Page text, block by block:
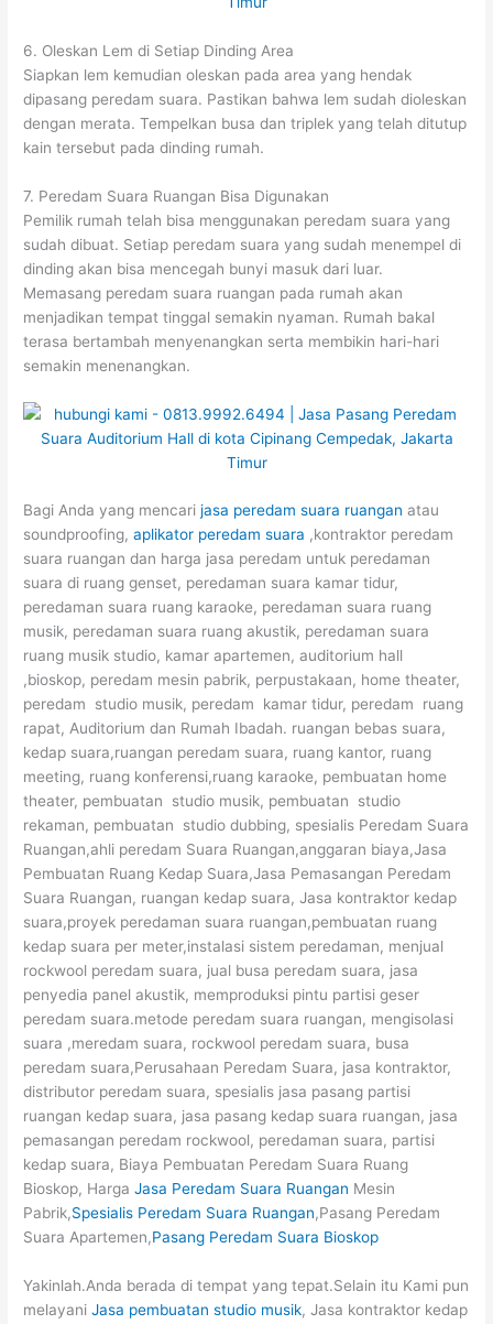
6. Oleskan Lem di Setiap Dinding Area
Siapkan lem kemudian oleskan pada area yang hendak
dipasang peredam suara. Pastikan bahwa lem sudah dioleskan
dengan merata. Tempelkan busa dan triplek yang telah ditutup
kain tersebut pada dinding rumah.
7. Peredam Suara Ruangan Bisa Digunakan
Pemilik rumah telah bisa menggunakan peredam suara yang
sudah dibuat. Setiap peredam suara yang sudah menempel di
dinding akan bisa mencegah bunyi masuk dari luar.
Memasang peredam suara ruangan pada rumah akan
menjadikan tempat tinggal semakin nyaman. Rumah bakal
terasa bertambah menyenangkan serta membikin hari-hari
semakin menenangkan.
Bagi Anda yang mencarijasa peredam suara ruangan atau
soundproofing,aplikator peredam suara ,kontraktor peredam
suara ruangan dan harga jasa peredam untuk peredaman
suara di ruang genset, peredaman suara kamar tidur,
peredaman suara ruang karaoke, peredaman suara ruang
musik, peredaman suara ruang akustik, peredaman suara
ruang musik studio, kamar apartemen, auditorium hall
,bioskop, peredam mesin pabrik, perpustakaan, home theater,
peredam studio musik, peredam kamar tidur, peredam ruang
rapat, Auditorium dan Rumah Ibadah. ruangan bebas suara,
kedap suara,ruangan peredam suara, ruang kantor, ruang
meeting, ruang konferensi,ruang karaoke, pembuatan home
theater, pembuatan studio musik, pembuatan studio
rekaman, pembuatan studio dubbing, spesialis Peredam Suara
Ruangan,ahli peredam Suara Ruangan,anggaran biaya,Jasa
Pembuatan Ruang Kedap Suara,Jasa Pemasangan Peredam
Suara Ruangan, ruangan kedap suara, Jasa kontraktor kedap
suara,proyek peredaman suara ruangan,pembuatan ruang
kedap suara per meter,instalasi sistem peredaman, menjual
rockwool peredam suara, jual busa peredam suara, jasa
penyedia panel akustik, memproduksi pintu partisi geser
peredam suara.metode peredam suara ruangan, mengisolasi
suara ,meredam suara, rockwool peredam suara, busa
peredam suara,Perusahaan Peredam Suara, jasa kontraktor,
distributor peredam suara, spesialis jasa pasang partisi
ruangan kedap suara, jasa pasang kedap suara ruangan, jasa
pemasangan peredam rockwool, peredaman suara, partisi
kedap suara, Biaya Pembuatan Peredam Suara Ruang
Bioskop, HargaJasa Peredam Suara Ruangan Mesin
Pabrik,Spesialis Peredam Suara Ruangan,Pasang Peredam
Suara Apartemen,Pasang Peredam Suara Bioskop
Yakinlah.Anda berada di tempat yang tepat.Selain itu Kami pun
melayaniJasa pembuatan studio musik, Jasa kontraktor kedap